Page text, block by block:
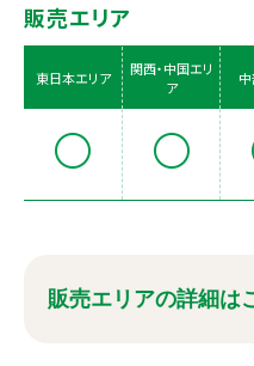
販売エリア
東日本エリア
関西・中国エリ
ア
販売エリアの詳細は